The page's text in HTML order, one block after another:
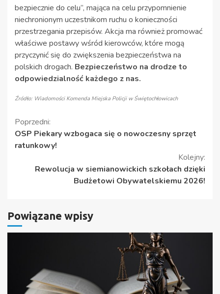
bezpiecznie do celu”, mająca na celu przypomnienie
niechronionym uczestnikom ruchu o konieczności
przestrzegania przepisów. Akcja ma również promować
właściwe postawy wśród kierowców, które mogą
przyczynić się do zwiększenia bezpieczeństwa na
polskich drogach. Bezpieczeństwo na drodze to
odpowiedzialność każdego z nas.
Źródło: Wiadomości Komenda Miejska Policji w Świętochłowicach
Kontynuuj
czytanie
Poprzedni:
OSP Piekary wzbogaca się o nowoczesny sprzęt
ratunkowy!
Kolejny:
Rewolucja w siemianowickich szkołach dzięki
Budżetowi Obywatelskiemu 2026!
Powiązane wpisy